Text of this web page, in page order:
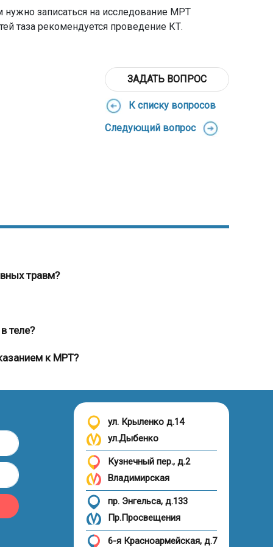
записаться на исследование МРТ
таза рекомендуется проведение КТ.
ЗАДАТЬ ВОПРОС
К списку вопросов
Следующий вопрос
травм?
теле?
к МРТ?
ул. Крыленко д.14
ул.Дыбенко
Кузнечный пер., д.2
Владимирская
пр. Энгельса, д.133
Пр.Просвещения
6-я Красноармейская, д.7